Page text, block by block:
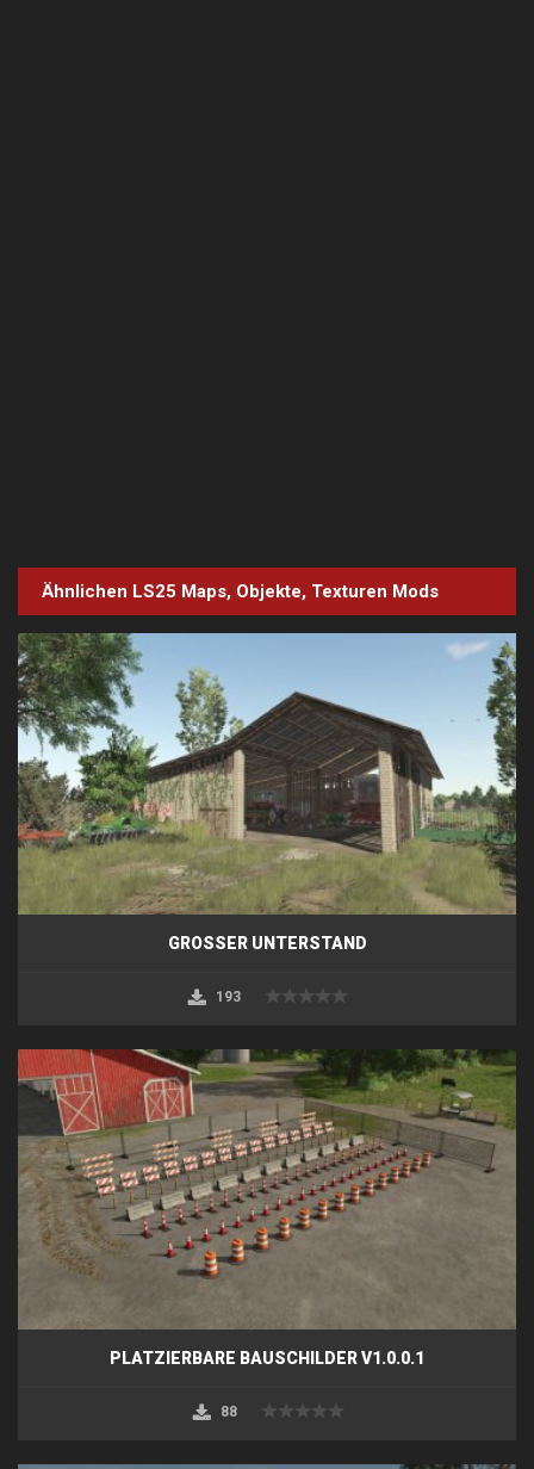
Ähnlichen LS25 Maps, Objekte, Texturen Mods
GROSSER UNTERSTAND
193
PLATZIERBARE BAUSCHILDER V1.0.0.1
88